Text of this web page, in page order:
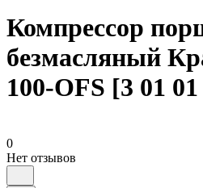
Компрессор
безмасляный
100-OFS [3 01
0
Нет отзывов